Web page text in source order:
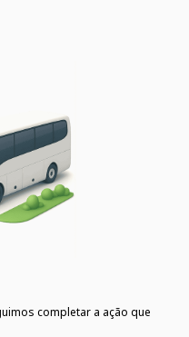
completar a ação que